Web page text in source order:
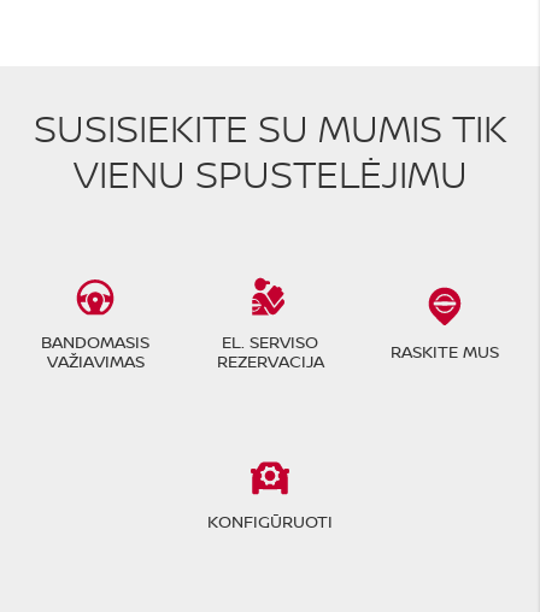
SUSISIEKITE SU MUMIS TIK
VIENU SPUSTELĖJIMU
BANDOMASIS
VAŽIAVIMAS
EL. SERVISO
REZERVACIJA
RASKITE MUS
KONFIGŪRUOTI